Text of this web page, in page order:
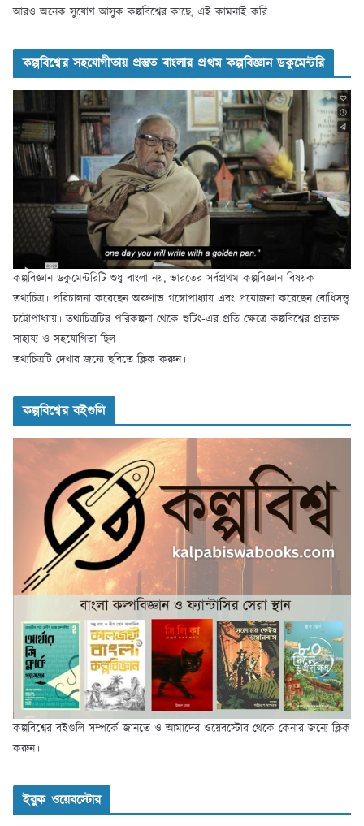
আরও অনেক সুযোগ আসুক কল্পবিশ্বের কাছে, এই কামনাই করি।
কল্পবিশ্বের সহযোগীতায় প্রস্তুত বাংলার প্রথম কল্পবিজ্ঞান ডকুমেন্টরি
কল্পবিজ্ঞান ডকুমেন্টরিটি শুধু বাংলা নয়, ভারতের সর্বপ্রথম কল্পবিজ্ঞান বিষয়ক
তথ্যচিত্র। পরিচালনা করেছেন অরুণাভ গঙ্গোপাধ্যায় এবং প্রযোজনা করেছেন বোধিসত্ত্ব
চট্টোপাধ্যায়। তথ্যচিত্রটির পরিকল্পনা থেকে শুটিং-এর প্রতি ক্ষেত্রে কল্পবিশ্বের প্রত্যক্ষ
সাহায্য ও সহযোগিতা ছিল।
তথ্যচিত্রটি দেখার জন্যে ছবিতে ক্লিক করুন।
কল্পবিশ্বের বইগুলি
কল্পবিশ্বের বইগুলি সম্পর্কে জানতে ও আমাদের ওয়েবস্টোর থেকে কেনার জন্যে ক্লিক
করুন।
ইবুক ওয়েবস্টোর